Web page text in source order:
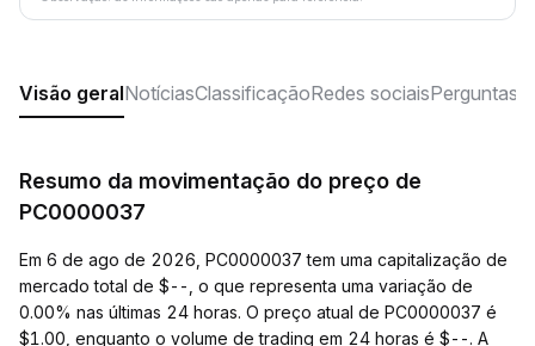
Visão geralNotíciasClassificaçãoRedes sociaisPerguntas
Resumo da movimentação do preço de
PC0000037
Em 6 de ago de 2026, PC0000037 tem uma capitalização de
mercado total de $--, o que representa uma variação de
0.00% nas últimas 24 horas. O preço atual de PC0000037 é
$1.00, enquanto o volume de trading em 24 horas é $--. A